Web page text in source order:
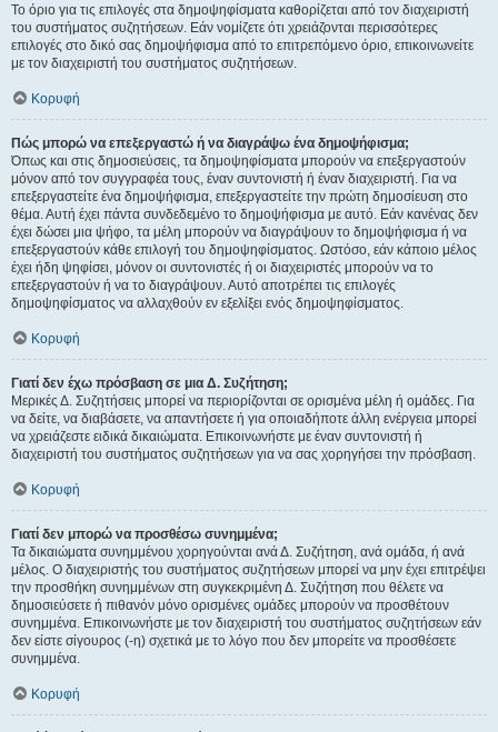
Το όριο για τις επιλογές στα δημοψηφίσματα καθορίζεται από τον διαχειριστή
του συστήματος συζητήσεων. Εάν νομίζετε ότι χρειάζονται περισσότερες
επιλογές στο δικό σας δημοψήφισμα από το επιτρεπόμενο όριο, επικοινωνείτε
με τον διαχειριστή του συστήματος συζητήσεων.
Κορυφή
Πώς μπορώ να επεξεργαστώ ή να διαγράψω ένα δημοψήφισμα;
Όπως και στις δημοσιεύσεις, τα δημοψηφίσματα μπορούν να επεξεργαστούν
μόνον από τον συγγραφέα τους, έναν συντονιστή ή έναν διαχειριστή. Για να
επεξεργαστείτε ένα δημοψήφισμα, επεξεργαστείτε την πρώτη δημοσίευση στο
θέμα. Αυτή έχει πάντα συνδεδεμένο το δημοψήφισμα με αυτό. Εάν κανένας δεν
έχει δώσει μια ψήφο, τα μέλη μπορούν να διαγράψουν το δημοψήφισμα ή να
επεξεργαστούν κάθε επιλογή του δημοψηφίσματος. Ωστόσο, εάν κάποιο μέλος
έχει ήδη ψηφίσει, μόνον οι συντονιστές ή οι διαχειριστές μπορούν να το
επεξεργαστούν ή να το διαγράψουν. Αυτό αποτρέπει τις επιλογές
δημοψηφίσματος να αλλαχθούν εν εξελίξει ενός δημοψηφίσματος.
Κορυφή
Γιατί δεν έχω πρόσβαση σε μια Δ. Συζήτηση;
Μερικές Δ. Συζητήσεις μπορεί να περιορίζονται σε ορισμένα μέλη ή ομάδες. Για
να δείτε, να διαβάσετε, να απαντήσετε ή για οποιαδήποτε άλλη ενέργεια μπορεί
να χρειάζεστε ειδικά δικαιώματα. Επικοινωνήστε με έναν συντονιστή ή
διαχειριστή του συστήματος συζητήσεων για να σας χορηγήσει την πρόσβαση.
Κορυφή
Γιατί δεν μπορώ να προσθέσω συνημμένα;
Τα δικαιώματα συνημμένου χορηγούνται ανά Δ. Συζήτηση, ανά ομάδα, ή ανά
μέλος. Ο διαχειριστής του συστήματος συζητήσεων μπορεί να μην έχει επιτρέψει
την προσθήκη συνημμένων στη συγκεκριμένη Δ. Συζήτηση που θέλετε να
δημοσιεύσετε ή πιθανόν μόνο ορισμένες ομάδες μπορούν να προσθέτουν
συνημμένα. Επικοινωνήστε με τον διαχειριστή του συστήματος συζητήσεων εάν
δεν είστε σίγουρος (-η) σχετικά με το λόγο που δεν μπορείτε να προσθέσετε
συνημμένα.
Κορυφή